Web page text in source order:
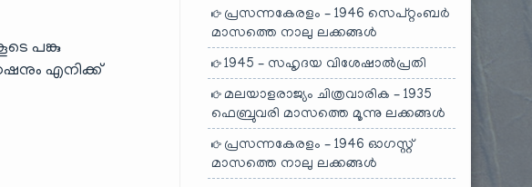
പങ്കു
എനിക്ക്
പ്രസന്നകേരളം – 1946 സെപ്റ്റംബർ
മാസത്തെ നാലു ലക്കങ്ങൾ
1945 – സഹൃദയ വിശേഷാൽപ്രതി
മലയാളരാജ്യം ചിത്രവാരിക – 1935
ഫെബ്രുവരി മാസത്തെ മൂന്നു ലക്കങ്ങൾ
പ്രസന്നകേരളം – 1946 ഓഗസ്റ്റ്
മാസത്തെ നാലു ലക്കങ്ങൾ